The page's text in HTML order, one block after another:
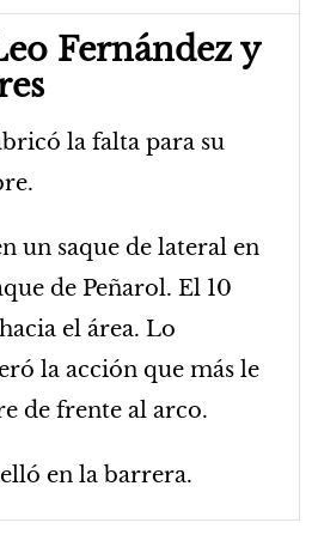
Fernández y
la falta para su
un saque de lateral en
de Peñarol. El 10
el área. Lo
la acción que más le
de frente al arco.
en la barrera.